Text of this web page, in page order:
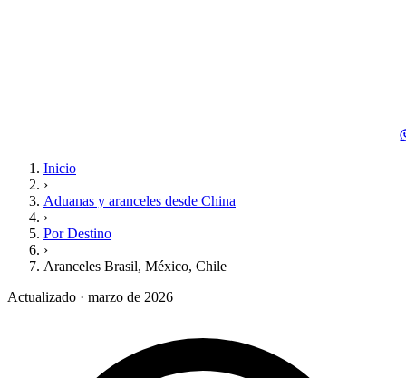
Inicio
›
Aduanas y aranceles desde China
›
Por Destino
›
Aranceles Brasil, México, Chile
Actualizado · marzo de 2026